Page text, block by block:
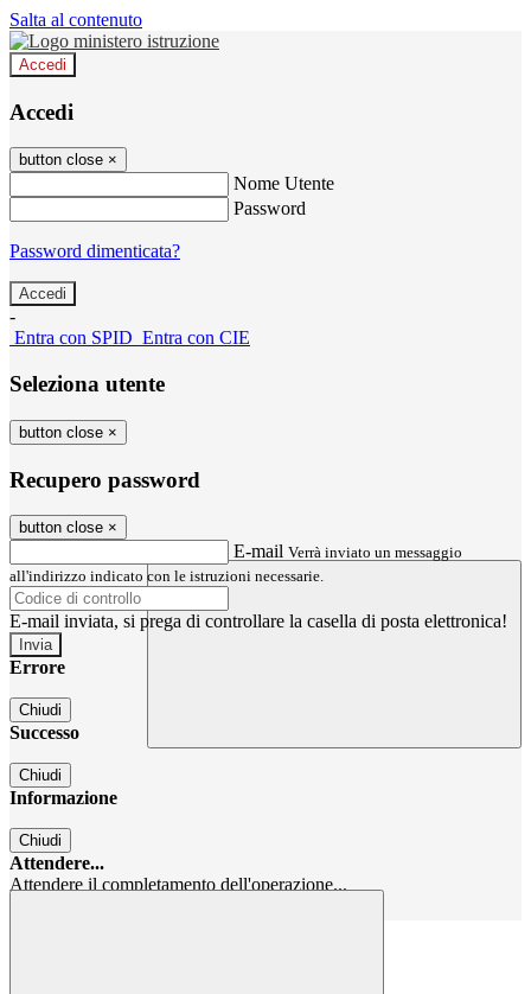
Salta al contenuto
Accedi
Accedi
button close ×
Nome Utente
Password
Password dimenticata?
-
Entra con SPID Entra con CIE
Seleziona utente
button close ×
Recupero password
button close ×
E-mail Verrà inviato un messaggio
all'indirizzo indicato con le istruzioni necessarie.
E-mail inviata, si prega di controllare la casella di posta elettronica!
Errore
Chiudi
Successo
Chiudi
Informazione
Chiudi
Attendere...
Attendere il completamento dell'operazione...